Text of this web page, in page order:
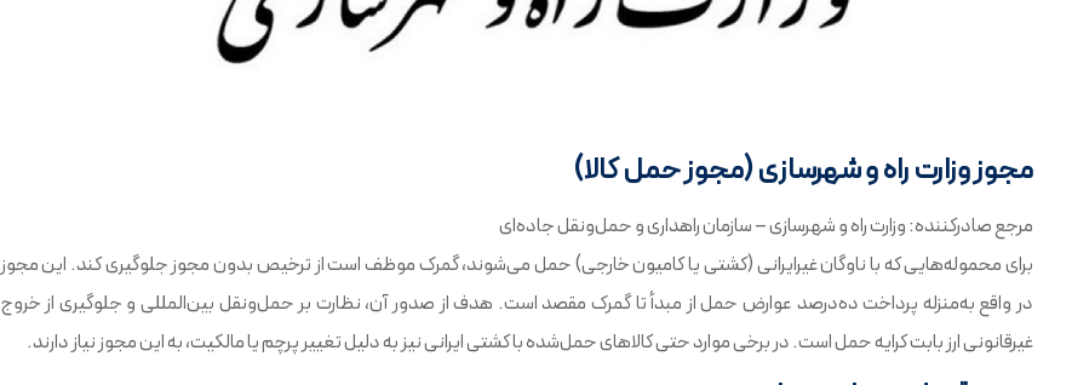
مجوز وزارت راه و شهرسازی (مجوز حمل کالا)
مرجع صادرکننده: وزارت راه و شهرسازی – سازمان راهداری و حمل‌ونقل جاده‌ای
برای محموله‌هایی که با ناوگان غیرایرانی (کشتی یا کامیون خارجی) حمل می‌شوند، گمرک موظف است از ترخیص بدون مجوز جلوگیری کند. این مجوز
در واقع به‌منزله پرداخت ده‌درصد عوارض حمل از مبدأ تا گمرک مقصد است. هدف از صدور آن، نظارت بر حمل‌ونقل بین‌المللی و جلوگیری از خروج
غیرقانونی ارز بابت کرایه حمل است. در برخی موارد حتی کالاهای حمل‌شده با کشتی ایرانی نیز به دلیل تغییر پرچم یا مالکیت، به این مجوز نیاز دارند.